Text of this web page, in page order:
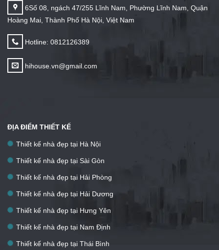
6Số 08, ngách 47/255 Lĩnh Nam, Phường Lĩnh Nam, Quận
Hoàng Mai, Thành Phố Hà Nội, Việt Nam
Hotline: 0812126389
hihouse.vn@gmail.com
ĐỊA ĐIỂM THIẾT KẾ
Thiết kế nhà đẹp tại Hà Nội
Thiết kế nhà đẹp tại Sài Gòn
Thiết kế nhà đẹp tại Hải Phòng
Thiết kế nhà đẹp tại Hải Dương
Thiết kế nhà đẹp tại Hưng Yên
Thiết kế nhà đẹp tại Nam Định
Thiết kế nhà đẹp tại Thái Bình